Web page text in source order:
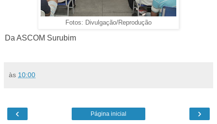
Fotos: Divulgação/Reprodução
Da ASCOM Surubim
às 10:00
‹ ›
Página inicial